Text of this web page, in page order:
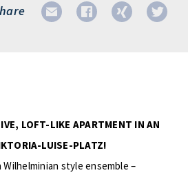
LOFT-LIKE APARTMENT IN AN
LUISE-PLATZ!
style ensemble –